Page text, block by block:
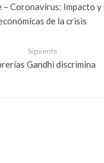
– Coronavirus: Impacto y
de la crisis
Siguiente
Gandhi discrimina